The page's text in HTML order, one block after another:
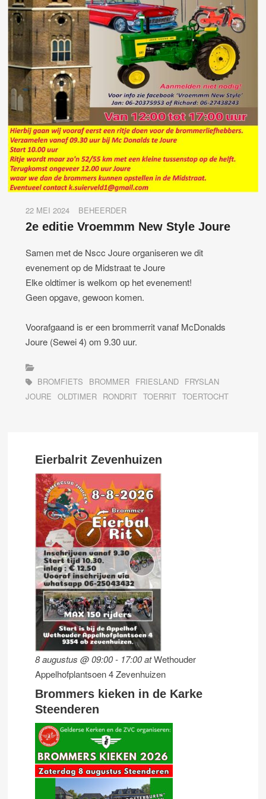
22 MEI 2024 BEHEERDER
2e editie Vroemmm New Style Joure
Samen met de Nscc Joure organiseren we dit
evenement op de Midstraat te Joure
Elke oldtimer is welkom op het evenement!
Geen opgave, gewoon komen.
Voorafgaand is er een brommerrit vanaf McDonalds
Joure (Sewei 4) om 9.30 uur.
BROMFIETS BROMMER FRIESLAND FRYSLAN
JOURE
OLDTIMER RONDRIT TOERRIT TOERTOCHT
Eierbalrit Zevenhuizen
8 augustus @ 09:00- 17:00atWethouder
Appelhofplantsoen 4 Zevenhuizen
Brommers kieken in de Karke
Steenderen